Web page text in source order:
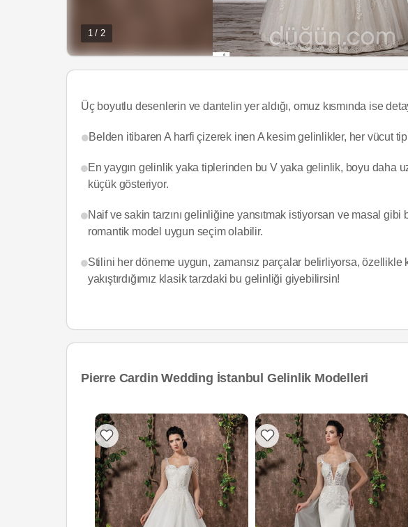
1 / 2
Üç boyutlu desenlerin ve dantelin yer aldığı, omuz kısmında ise
Belden itibaren A harfi çizerek inen A kesim gelinlikler, her vücut
En yaygın gelinlik yaka tiplerinden bu V yaka gelinlik, boyu daha
küçük gösteriyor.
Naif ve sakin tarzını gelinliğine yansıtmak istiyorsan ve masal gibi
romantik model uygun seçim olabilir.
Stilini her döneme uygun, zamansız parçalar belirliyorsa, özellikle
yakıştırdığımız klasik tarzdaki bu gelinliği giyebilirsin!
Pierre Cardin Wedding İstanbul Gelinlik Modelleri